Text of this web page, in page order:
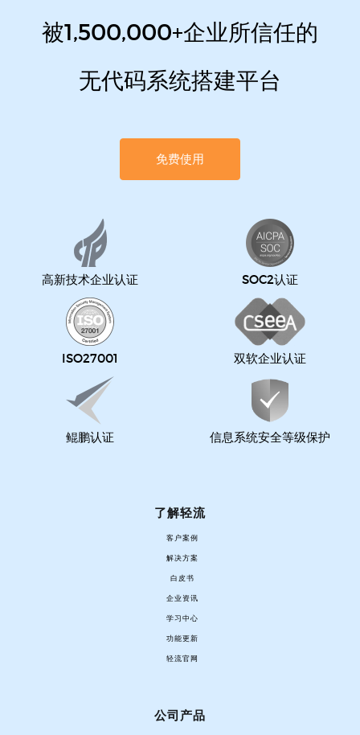
被1,500,000+企业所信任的
无代码系统搭建平台
免费使用
高新技术企业认证 SOC2认证
ISO27001 双软企业认证
鲲鹏认证 信息系统安全等级保护
了解轻流
客户案例
解决方案
白皮书
企业资讯
学习中心
功能更新
轻流官网
公司产品